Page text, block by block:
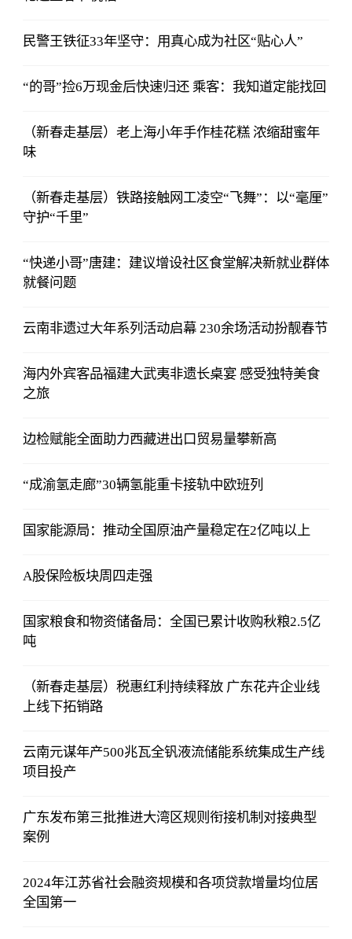
民警王铁征33年坚守：用真心成为社区“贴心人”
“的哥”捡6万现金后快速归还 乘客：我知道定能找回
（新春走基层）老上海小年手作桂花糕 浓缩甜蜜年
味
（新春走基层）铁路接触网工凌空“飞舞”：以“毫厘”
守护“千里”
“快递小哥”唐建：建议增设社区食堂解决新就业群体
就餐问题
云南非遗过大年系列活动启幕 230余场活动扮靓春节
海内外宾客品福建大武夷非遗长桌宴 感受独特美食
之旅
边检赋能全面助力西藏进出口贸易量攀新高
“成渝氢走廊”30辆氢能重卡接轨中欧班列
国家能源局：推动全国原油产量稳定在2亿吨以上
A股保险板块周四走强
国家粮食和物资储备局：全国已累计收购秋粮2.5亿
吨
（新春走基层）税惠红利持续释放 广东花卉企业线
上线下拓销路
云南元谋年产500兆瓦全钒液流储能系统集成生产线
项目投产
广东发布第三批推进大湾区规则衔接机制对接典型
案例
2024年江苏省社会融资规模和各项贷款增量均位居
全国第一